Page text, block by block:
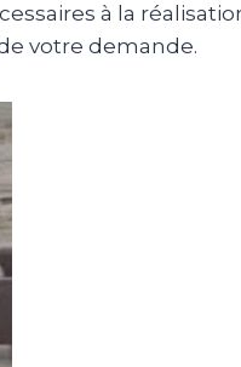
à la
votre demande.